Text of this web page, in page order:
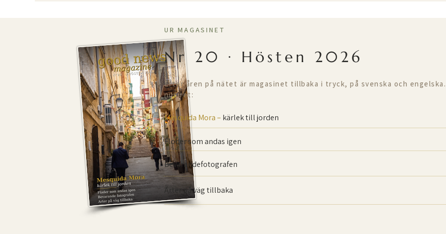
UR MAGASINET
Nr 20 · Hösten 2026
Efter åren på nätet är magasinet tillbaka i tryck, på svenska och
numret:
Mesquida Mora – kärlek till jorden
Floder som andas igen
Bevarande­fotografen
Arter på väg tillbaka